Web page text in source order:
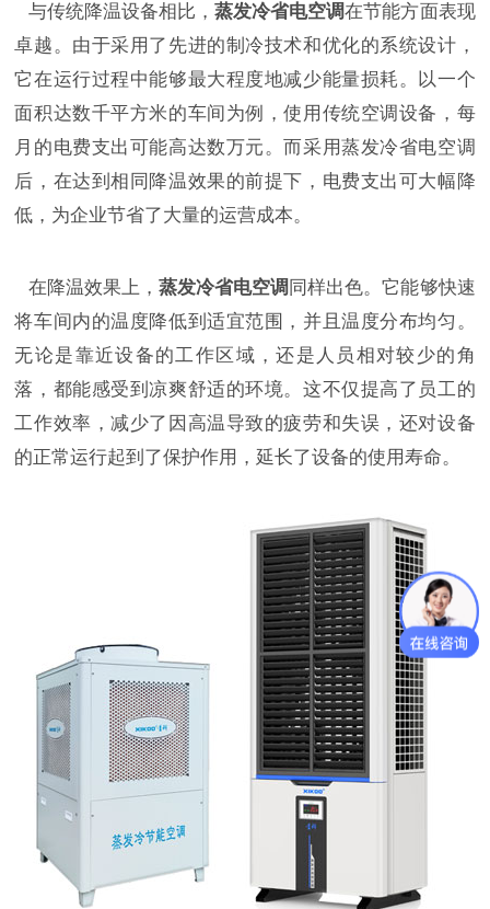
与传统降温设备相比，蒸发冷省电空调在节能方面表现
卓越。由于采用了先进的制冷技术和优化的系统设计，
它在运行过程中能够最大程度地减少能量损耗。以一个
面积达数千平方米的车间为例，使用传统空调设备，每
月的电费支出可能高达数万元。而采用蒸发冷省电空调
后，在达到相同降温效果的前提下，电费支出可大幅降
低，为企业节省了大量的运营成本。
在降温效果上， 蒸发冷省电空调 同样出色。它能够快速
将车间内的温度降低到适宜范围，并且温度分布均匀。
无论是靠近设备的工作区域，还是人员相对较少的角
落，都能感受到凉爽舒适的环境。这不仅提高了员工的
工作效率，减少了因高温导致的疲劳和失误，还对设备
的正常运行起到了保护作用，延长了设备的使用寿命。